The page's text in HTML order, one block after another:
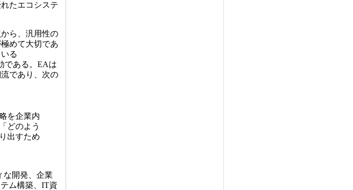
たエコシステ
ら、汎用性の
めて大切であ
る
である。EAは
であり、次の
を企業内
どのよう
出すため
開発、企業
ム構築、IT資